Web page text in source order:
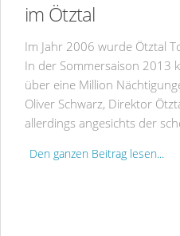
im Ötztal
Im Jahr 2006 wurde Ötztal
In der Sommersaison 2013
über eine Million
Oliver Schwarz, Direktor
allerdings angesichts der
Den ganzen Beitrag lesen...